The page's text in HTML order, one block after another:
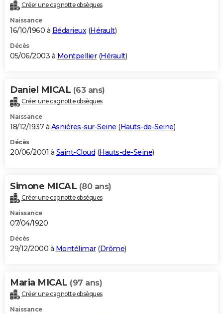
Créer une cagnotte obsèques
Naissance
16/10/1960 à Bédarieux(Hérault)
Décès
05/06/2003 à Montpellier(Hérault)
Daniel MICAL (63 ans)
Créer une cagnotte obsèques
Naissance
18/12/1937 à Asnières-sur-Seine (Hauts-de-Seine)
Décès
20/06/2001 à Saint-Cloud (Hauts-de-Seine)
Simone MICAL (80 ans)
Créer une cagnotte obsèques
Naissance
07/04/1920
Décès
29/12/2000 à Montélimar(Drôme)
Maria MICAL (97 ans)
Créer une cagnotte obsèques
Naissance